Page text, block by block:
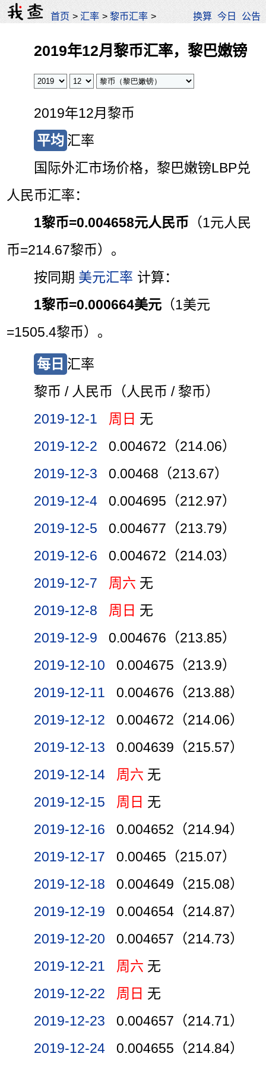
首页 >汇率 >黎币汇率 > 换算 今日 公告
2019年12月黎币汇率，黎巴嫩镑
2019年12月黎币
平均 汇率
国际外汇市场价格，黎巴嫩镑LBP兑
人民币汇率：
1黎币=0.004658元人民币 （1元人民
币=214.67黎币）。
按同期 美元汇率 计算：
1黎币=0.000664美元 （1美元
=1505.4黎币）。
每日 汇率
黎币 / 人民币（人民币 / 黎币）
2019-12-1
周日 无
2019-12-2
0.004672（214.06）
2019-12-3
0.00468（213.67）
2019-12-4
0.004695（212.97）
2019-12-5
0.004677（213.79）
2019-12-6
0.004672（214.03）
2019-12-7
周六 无
2019-12-8
周日 无
2019-12-9
0.004676（213.85）
2019-12-10
0.004675（213.9）
2019-12-11
0.004676（213.88）
2019-12-12
0.004672（214.06）
2019-12-13
0.004639（215.57）
2019-12-14
周六 无
2019-12-15
周日 无
2019-12-16
0.004652（214.94）
2019-12-17
0.00465（215.07）
2019-12-18
0.004649（215.08）
2019-12-19
0.004654（214.87）
2019-12-20
0.004657（214.73）
2019-12-21
周六 无
2019-12-22
周日 无
2019-12-23
0.004657（214.71）
2019-12-24
0.004655（214.84）